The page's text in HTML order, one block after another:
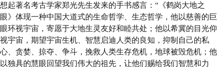
想起著名考古学家郑光先生发来的手书感言：“《鹤岗大地之
眼》体现一种中国大道式的生命哲学、生态哲学，他以慈善的巨
眼环视宇宙，寄愿于大地生灵友好和睦共处；他以希冀的目光仰
视宇宙，期望宇宙生机、智慧启迪人类的良知，抑制自己的私
心、贪婪、掠夺、争斗，挽救人类生存危机，地球被毁危机；他
以独具的慧眼回望我们伟大的祖先，让他们赐给我们智慧和力